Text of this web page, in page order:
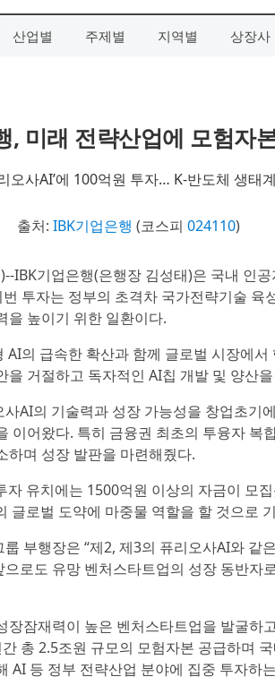
산업별 주제별 지역별 상장사
, 미래 전략산업에 모험자
오사AI’에 100억원 투자… K-반도체 생태
출처: IBK기업은행 (코스피 024110)
)--IBK기업은행(은행장 김성태)은 국내 인
투자는 정부의 초격차 국가전략기술
을 높이기 위한 일환이다.
AI의 급속한 확산과 함께 글로벌 시장에
을 거절하고 독자적인 AI칩 개발 및 양산
AI의 기술력과 성장 가능성을 창업초기
이어왔다. 특히 금융권 최초의 투융자 복
하며 성장 발판을 마련해줬다.
자 유치에는 1500억원 이상의 자금이 모
글로벌 도약에 마중물 역할을 할 것으로
부행장은 “제2, 제3의 퓨리오사AI와
으로도 유망 벤처스타트업의 성장 동반
장잠재력이 높은 벤처스타트업을 발굴하
총 2.5조원 규모의 모험자본 공급하며
AI 등 정부 전략산업 분야에 집중 투자하